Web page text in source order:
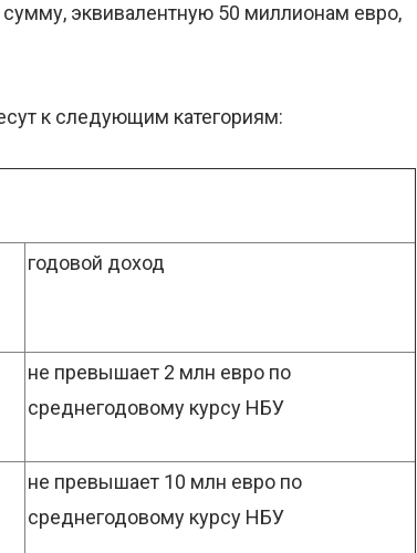
эквивалентную 50 миллионам евро,
к следующим категориям:
годовой доход
не превышает 2 млн евро по
среднегодовому курсу НБУ
не превышает 10 млн евро по
среднегодовому курсу НБУ